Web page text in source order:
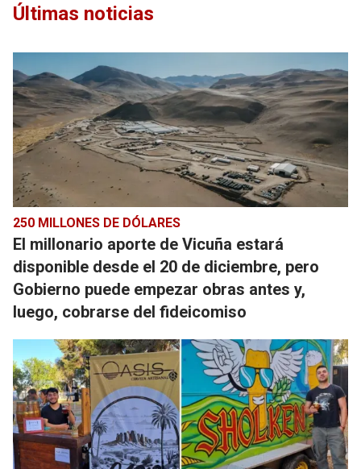
Últimas noticias
250 MILLONES DE DÓLARES
El millonario aporte de Vicuña estará
disponible desde el 20 de diciembre, pero
Gobierno puede empezar obras antes y,
luego, cobrarse del fideicomiso